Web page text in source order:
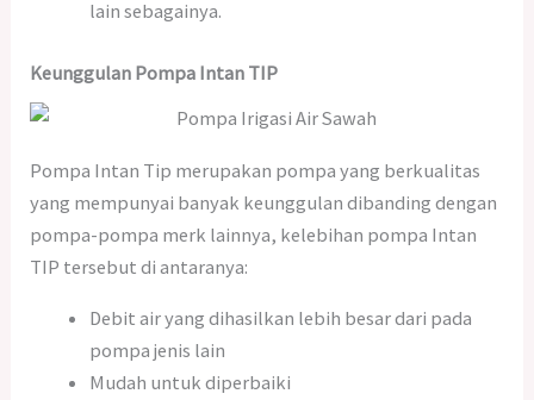
lain sebagainya.
Keunggulan Pompa Intan TIP
Pompa Intan Tip merupakan pompa yang berkualitas
yang mempunyai banyak keunggulan dibanding dengan
pompa-pompa merk lainnya, kelebihan pompa Intan
TIP tersebut di antaranya:
Debit air yang dihasilkan lebih besar dari pada
pompa jenis lain
Mudah untuk diperbaiki